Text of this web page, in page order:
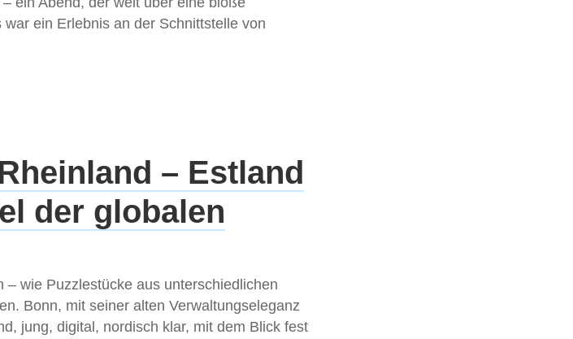
ein Erlebnis an der Schnittstelle von
– Estland
der globalen
wie Puzzlestücke aus unterschiedlichen
Bonn, mit seiner alten Verwaltungseleganz
jung, digital, nordisch klar, mit dem Blick fest